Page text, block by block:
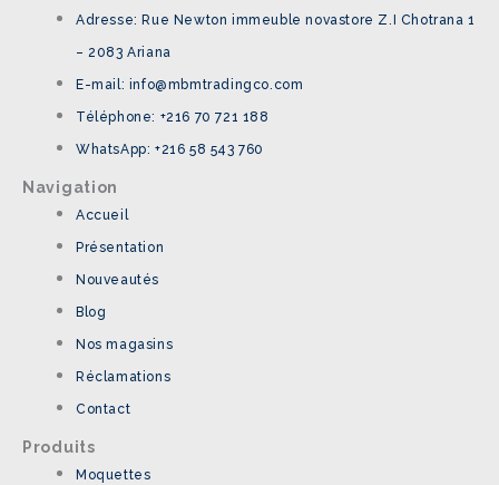
Adresse: Rue Newton immeuble novastore Z.I Chotrana 1
– 2083 Ariana
E-mail: info@mbmtradingco.com
Téléphone: +216 70 721 188
WhatsApp: +216 58 543 760
Navigation
Accueil
Présentation
Nouveautés
Blog
Nos magasins
Réclamations
Contact
Produits
Moquettes